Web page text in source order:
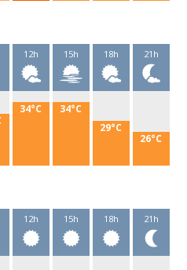
12h
34°C
15h
34°C
18h
29°C
21h
26°C
12h 15h 18h 21h